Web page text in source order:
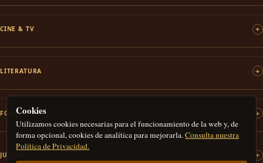
CINE & TV
LITERATURA
FOROS
JUEGOS
Cookies
Utilizamos cookies necesarias para el funcionamiento de la web y, de
forma opcional, cookies de analítica para mejorarla.Consulta nuestra
Política de Privacidad.